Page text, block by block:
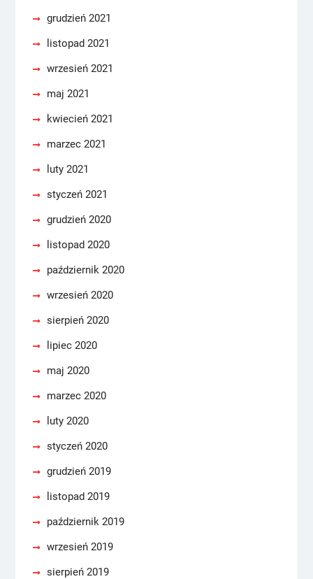
grudzień 2021
listopad 2021
wrzesień 2021
maj 2021
kwiecień 2021
marzec 2021
luty 2021
styczeń 2021
grudzień 2020
listopad 2020
październik 2020
wrzesień 2020
sierpień 2020
lipiec 2020
maj 2020
marzec 2020
luty 2020
styczeń 2020
grudzień 2019
listopad 2019
październik 2019
wrzesień 2019
sierpień 2019